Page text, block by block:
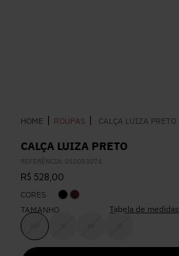
ROUPAS CALÇA LUIZA PRETO
CALÇA LUIZA PRETO
REFERÊNCIA: 010083074
R$ 528,00
CORES
TAMANHO
Tabela de medidas
8 Calça Jeans
9 º Camisa
10º Vestido Branco